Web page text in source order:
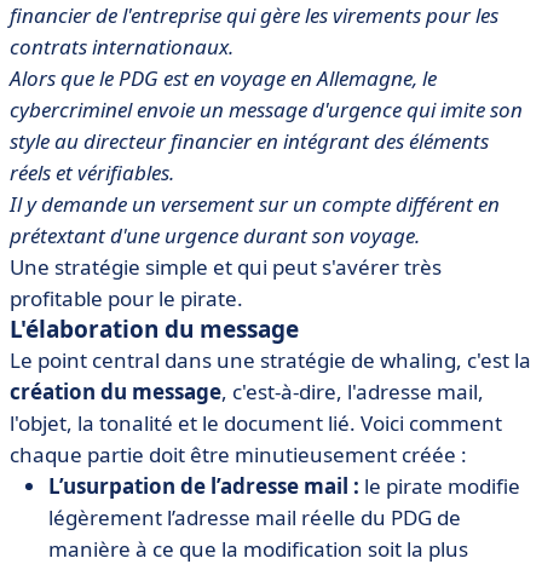
financier de l'entreprise qui gère les virements pour les
contrats internationaux.
Alors que le PDG est en voyage en Allemagne, le
cybercriminel envoie un message d'urgence qui imite son
style au directeur financier en intégrant des éléments
réels et vérifiables.
Il y demande un versement sur un compte différent en
prétextant d'une urgence durant son voyage.
Une stratégie simple et qui peut s'avérer très
profitable pour le pirate.
L'élaboration du message
Le point central dans une stratégie de whaling, c'est la
création du message, c'est-à-dire, l'adresse mail,
l'objet, la tonalité et le document lié. Voici comment
chaque partie doit être minutieusement créée :
L’usurpation de l’adresse mail : le pirate modifie
légèrement l’adresse mail réelle du PDG de
manière à ce que la modification soit la plus